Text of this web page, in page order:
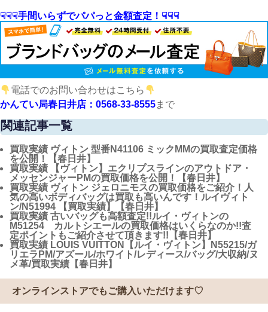
☟☟☟手間いらずでパパっと金額査定！☟☟☟
電話でのお問い合わせはこちら
かんてい局春日井店：0568-33-8555まで
関連記事一覧
買取実績 ヴィトン 型番N41106 ミックMMの買取査定価格
を公開！【春日井】
買取実績 【ヴィトン】エクリプスラインのアウトドア・
メッセンジャーPMの買取価格を公開！【春日井】
買取実績 ヴィトン ジェロニモスの買取価格をご紹介！人
気の高いボディバッグは買取も高いんです！ルイヴィト
ン/N51994 【買取実績】【春日井】
買取実績 古いバッグも高額査定!!ルイ・ヴィトンの
M51254 カルトシエールの買取価格はいくらなのか!!査
定ポイントもご紹介させて頂きます!!【春日井】
買取実績 LOUIS VUITTON【ルイ・ヴィトン】N55215/ガ
リエラPM/アズール/ホワイト/レディース/バッグ/大収納/ヌ
メ革/買取実績【春日井】
オンラインストアでもご購入いただけます♡